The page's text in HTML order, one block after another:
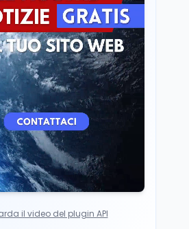
Cultura 7 ago
Franca Ghitti a Santa
Giulia: il quarto capitolo
dei Palcoscenici
il video del plugin API